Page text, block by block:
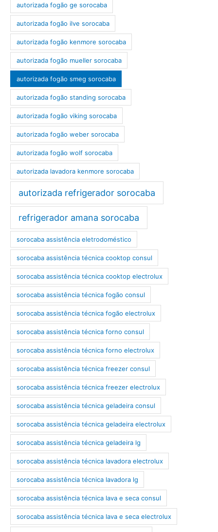
autorizada fogão ge sorocaba
autorizada fogão ilve sorocaba
autorizada fogão kenmore sorocaba
autorizada fogão mueller sorocaba
autorizada fogão smeg sorocaba
autorizada fogão standing sorocaba
autorizada fogão viking sorocaba
autorizada fogão weber sorocaba
autorizada fogão wolf sorocaba
autorizada lavadora kenmore sorocaba
autorizada refrigerador sorocaba
refrigerador amana sorocaba
sorocaba assistência eletrodoméstico
sorocaba assistência técnica cooktop consul
sorocaba assistência técnica cooktop electrolux
sorocaba assistência técnica fogão consul
sorocaba assistência técnica fogão electrolux
sorocaba assistência técnica forno consul
sorocaba assistência técnica forno electrolux
sorocaba assistência técnica freezer consul
sorocaba assistência técnica freezer electrolux
sorocaba assistência técnica geladeira consul
sorocaba assistência técnica geladeira electrolux
sorocaba assistência técnica geladeira lg
sorocaba assistência técnica lavadora electrolux
sorocaba assistência técnica lavadora lg
sorocaba assistência técnica lava e seca consul
sorocaba assistência técnica lava e seca electrolux